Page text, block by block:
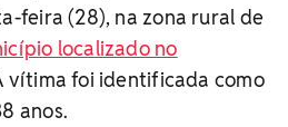
feira (28), na zona rural de
localizado no
vítima foi identificada como
anos.